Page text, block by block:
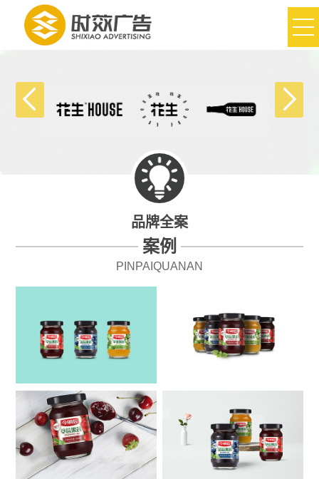
品牌全案
案例
PINPAIQUANAN